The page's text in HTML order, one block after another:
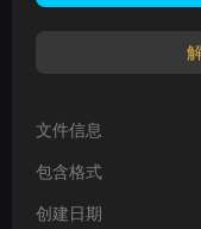
文件信息
包含格式
创建日期